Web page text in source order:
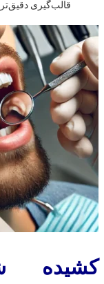
قالب‌گیری
کشیده